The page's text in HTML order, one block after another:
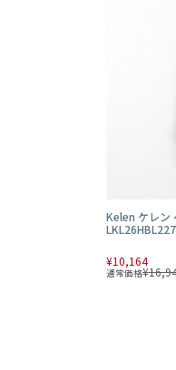
Kelen ケレン
¥10,164
通常価格